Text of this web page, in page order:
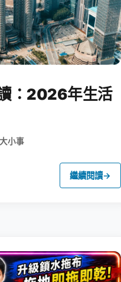
：2026年生活
小事
繼續閱讀→